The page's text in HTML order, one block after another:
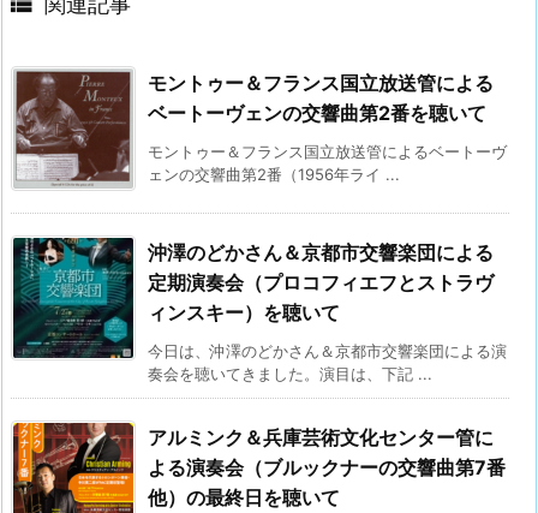
モントゥー＆フランス国立放送管による
ベートーヴェンの交響曲第2番を聴いて
モントゥー＆フランス国立放送管によるベートーヴ
ェンの交響曲第2番（1956年ライ ...
沖澤のどかさん＆京都市交響楽団による
定期演奏会（プロコフィエフとストラヴ
ィンスキー）を聴いて
今日は、沖澤のどかさん＆京都市交響楽団による演
奏会を聴いてきました。演目は、下記 ...
アルミンク＆兵庫芸術文化センター管に
よる演奏会（ブルックナーの交響曲第7番
他）の最終日を聴いて